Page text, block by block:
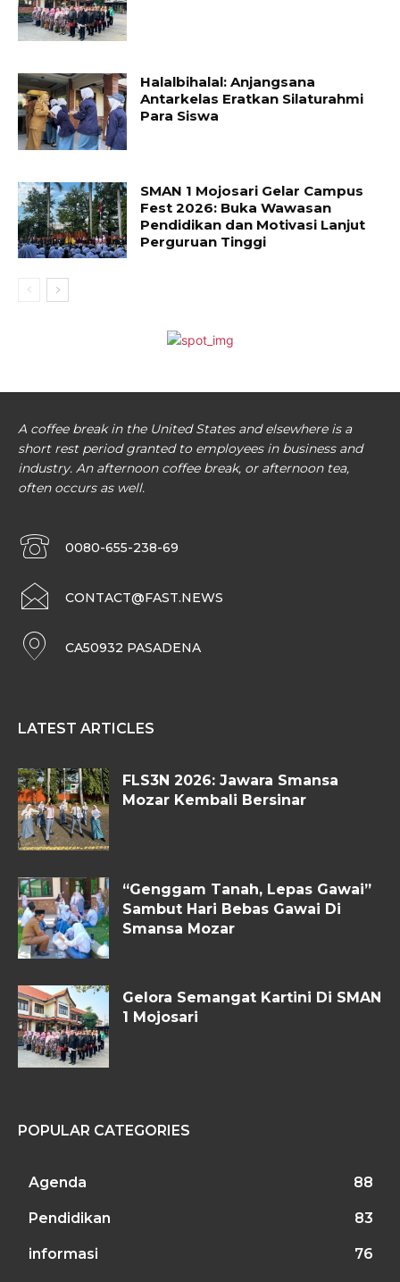
Halalbihalal: Anjangsana
Antarkelas Eratkan Silaturahmi
Para Siswa
SMAN 1 Mojosari Gelar Campus
Fest 2026: Buka Wawasan
Pendidikan dan Motivasi Lanjut
Perguruan Tinggi
A coffee break in the United States and elsewhere is a
short rest period granted to employees in business and
industry. An afternoon coffee break, or afternoon tea,
often occurs as well.
0080-655-238-69
CONTACT@FAST.NEWS
CA50932 PASADENA
LATEST ARTICLES
FLS3N 2026: Jawara Smansa
Mozar Kembali Bersinar
“Genggam Tanah, Lepas Gawai”
Sambut Hari Bebas Gawai Di
Smansa Mozar
Gelora Semangat Kartini Di SMAN
1 Mojosari
POPULAR CATEGORIES
Agenda 88
Pendidikan 83
informasi 76